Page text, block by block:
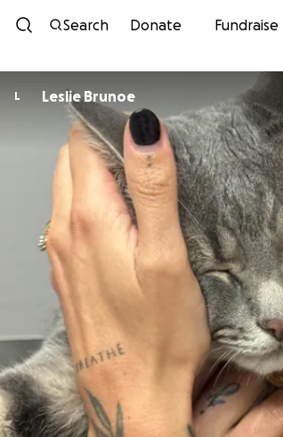
Search Donate Fundraise
L Leslie Brunoe